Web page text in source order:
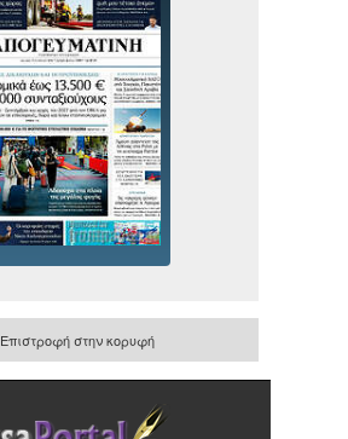
Επιστροφή στην κορυφή